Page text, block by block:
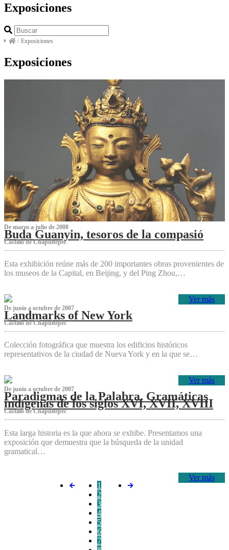
Exposiciones
/ Exposiciones
Exposiciones
De marzo a julio de 2008
Buda Guanyin, tesoros de la compasió
Castillo de Chapultepec
Esta exhibición reúne más de 200 importantes obras provenientes de
los museos de la Capital, en Beijing, y del Ping Zhou,…
Ver más
De junio a octubre de 2007
Landmarks of New York
Castillo de Chapultepec
Colección fotográfica que muestra los edificios históricos
representativos de la ciudad de Nueva York y en la que se…
Ver más
De junio a octubre de 2007
Paradigmas de la Palabra. Gramáticas
indígenas de los siglos XVI, XVII, XVIII
Castillo de Chapultepec
Esta larga historia es la que ahora se exhibe. Presentamos una
exposición que demuestra que la búsqueda de la unidad
gramatical…
Ver más
1
2
3
4
5
6
7